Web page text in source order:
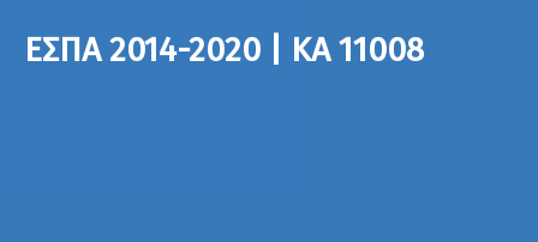
ΕΣΠΑ 2014-2020 | ΚΑ 11008